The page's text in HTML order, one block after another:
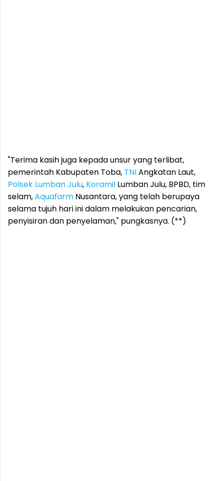
"Terima kasih juga kepada unsur yang terlibat,
pemerintah Kabupaten Toba, TNIAngkatan Laut,
Polsek Lumban Julu, Koramil Lumban Julu, BPBD, tim
selam,Aquafarm Nusantara, yang telah berupaya
selama tujuh hari ini dalam melakukan pencarian,
penyisiran dan penyelaman," pungkasnya. (**)